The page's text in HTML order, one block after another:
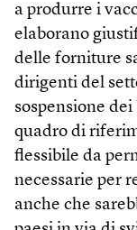
a produrre i
elaborano
delle forniture
dirigenti del
sospensione
quadro di
flessibile da
necessarie per
anche che